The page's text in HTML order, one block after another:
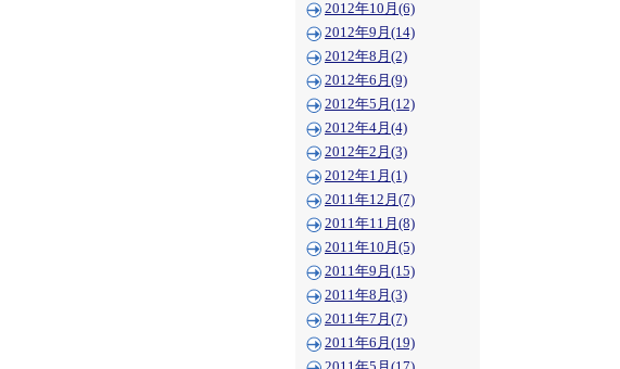
2012年10月(6)
2012年9月(14)
2012年8月(2)
2012年6月(9)
2012年5月(12)
2012年4月(4)
2012年2月(3)
2012年1月(1)
2011年12月(7)
2011年11月(8)
2011年10月(5)
2011年9月(15)
2011年8月(3)
2011年7月(7)
2011年6月(19)